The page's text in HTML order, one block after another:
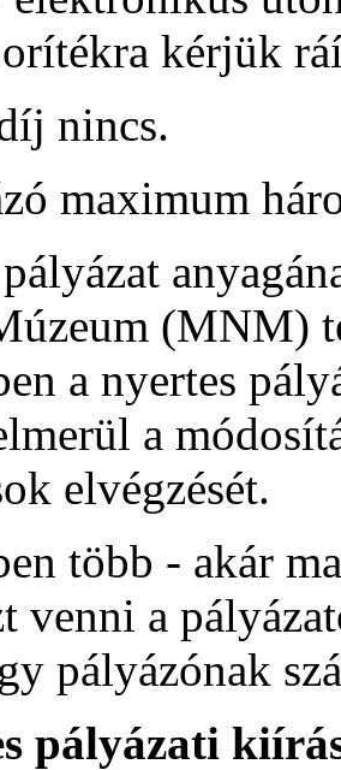
kérjük
nincs.
maximum
(MNM)
a nyertes
a
elvégzését.
több - akár
venni a
pályázónak
pályázati